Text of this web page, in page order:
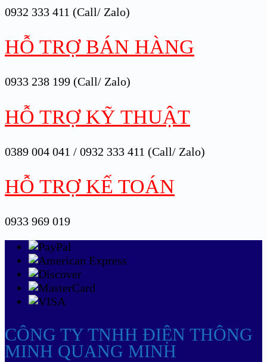
0932 333 411 (Call/ Zalo)
HỖ TRỢ BÁN HÀNG
0933 238 199 (Call/ Zalo)
HỖ TRỢ KỸ THUẬT
0389 004 041 / 0932 333 411 (Call/ Zalo)
HỖ TRỢ KẾ TOÁN
0933 969 019
CÔNG TY TNHH ĐIỆN THÔNG
MINH QUANG MINH